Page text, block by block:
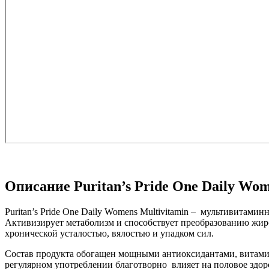
Описание Puritan’s Pride One Daily
Puritan’s Pride One Daily Womens Multivitamin –
Активизирует метаболизм и способствует преобразованию
хронической усталостью, вялостью и упадком сил.
Состав продукта обогащен мощными антиоксидантами,
регулярном употреблении благотворно влияет на половое